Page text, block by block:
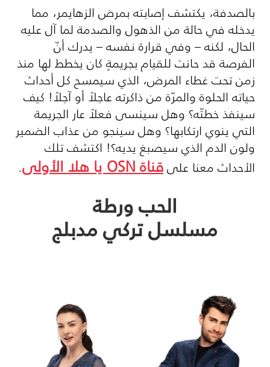
بالصدفة، يكتشف إصابته بمرض الزهايمر، مما
يدخله في حالة من الذهول والصدمة لما آل عليه
الحال، لكنه – وفي قرارة نفسه – يدرك أنّ
الفرصة قد حانت للقيام بجريمةٍ كان يخطط لها منذ
زمن تحت غطاء المرض، الذي سيمسح كل أحداث
حياته الحلوة والمرّة من ذاكرته عاجلاً أو آجلاً! كيف
سينفذ خطتّه؟ وهل سينسى فعلاً عار الجريمة
التي ينوي ارتكابها؟ وهل سينجو من عذاب الضمير
ولون الدم الذي سيصبغ يديه؟! اكتشف تلك
الأحداث معنا علىقناةOSNيا هلا الأولى.
الحب ورطة
مسلسل تركي مدبلج